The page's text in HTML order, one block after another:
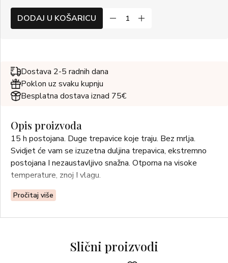
DODAJ U KOŠARICU
Dostava 2-5 radnih dana
Poklon uz svaku kupnju
Besplatna dostava iznad 75€
Opis proizvoda
15 h postojana. Duge trepavice koje traju. Bez mrlja.
Svidjet će vam se izuzetna duljina trepavica, ekstremno
postojana I nezaustavljivo snažna. Otporna na visoke
temperature, znoj I vlagu.
Pročitaj više
Slični proizvodi